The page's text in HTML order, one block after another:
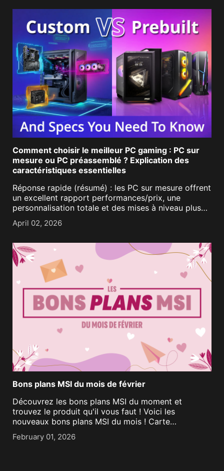
Comment choisir le meilleur PC gaming : PC sur
mesure ou PC préassemblé ? Explication des
caractéristiques essentielles
Réponse rapide (résumé) : les PC sur mesure offrent
un excellent rapport performances/prix, une
personnalisation totale et des mises à niveau plus
permettent de bénéficier d'une installation « plug-
April 02, 2026
Bons plans MSI du mois de février
Découvrez les bons plans MSI du moment et
trouvez le produit qu'il vous faut ! Voici les
nouveaux bons plans MSI du mois ! Carte
February 01, 2026